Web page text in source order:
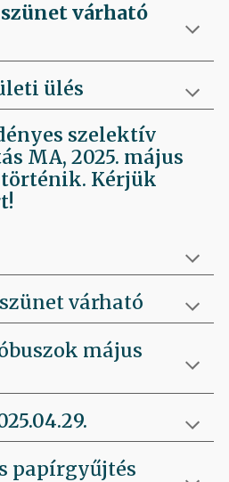
várható
ülés
szelektív
MA, 2025. május
történik. Kérjük
várható
május
papírgyűjtés